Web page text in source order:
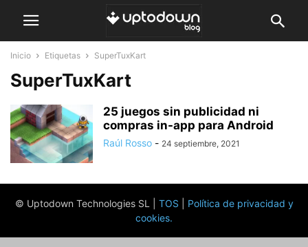
Inicio Etiquetas SuperTuxKart
SuperTuxKart
25 juegos sin publicidad ni
compras in-app para Android
Raúl Rosso - 24 septiembre, 2021
© Uptodown Technologies SL | TOS
Política de privacidad y
cookies.